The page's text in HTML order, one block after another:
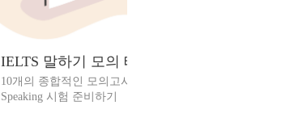
IELTS 말하기 모의 테스트
10개의 종합적인 모의고사로 IELTS
Speaking 시험 준비하기